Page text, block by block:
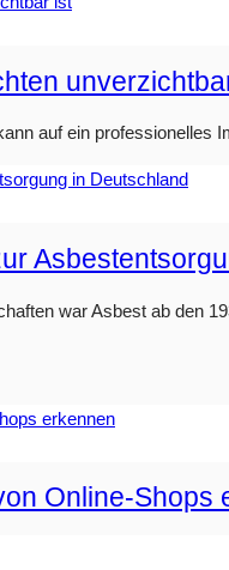
auf ein professionelles
war Asbest ab den
Online-Shops